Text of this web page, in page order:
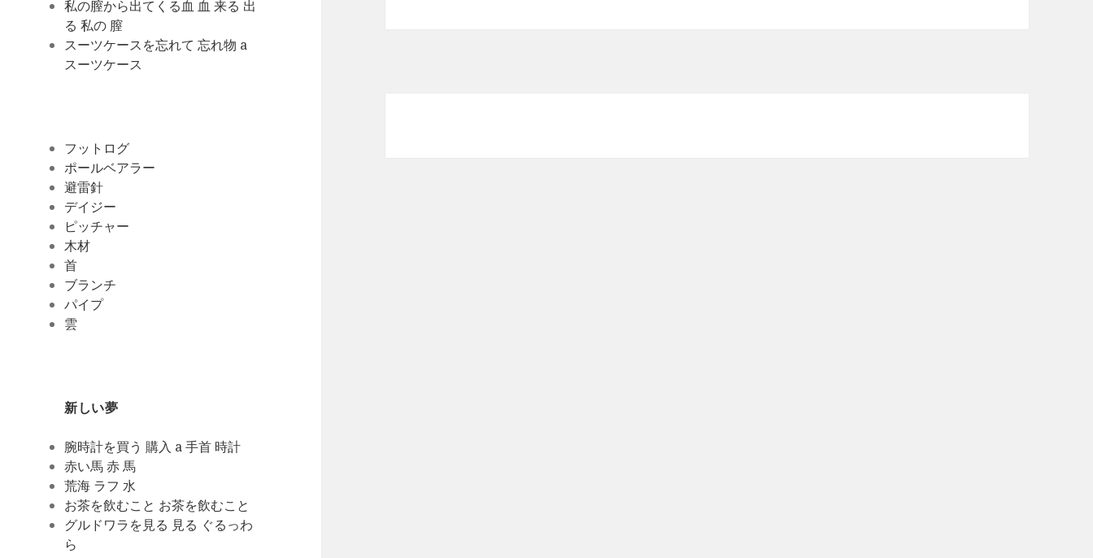
私の膣から出てくる血 血 来る 出
る 私の 膣
スーツケースを忘れて 忘れ物 a
スーツケース
フットログ
ポールベアラー
避雷針
デイジー
ピッチャー
木材
首
ブランチ
パイプ
雲
新しい夢
腕時計を買う 購入 a 手首 時計
赤い馬 赤 馬
荒海 ラフ 水
お茶を飲むこと お茶を飲むこと
グルドワラを見る 見る ぐるっわ
ら